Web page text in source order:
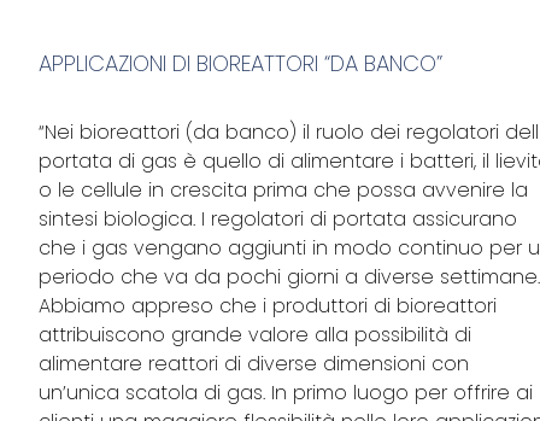
APPLICAZIONI DI BIOREATTORI “DA BANCO”
“Nei bioreattori (da banco) il ruolo dei regolatori
portata di gas è quello di alimentare i batteri, il
o le cellule in crescita prima che possa avvenire la
sintesi biologica. I regolatori di portata assicurano
che i gas vengano aggiunti in modo continuo per
periodo che va da pochi giorni a diverse settimane.
Abbiamo appreso che i produttori di bioreattori
attribuiscono grande valore alla possibilità di
alimentare reattori di diverse dimensioni con
un’unica scatola di gas. In primo luogo per offrire ai